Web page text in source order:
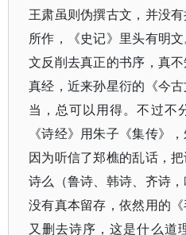
王肃虽则伪撰古文，并没
所作，《史记》里头有明
文反削去真正的书序，真
真经，近来孙星衍的《今
当，总可以用得。不过不
《诗经》用朱子《集传》
因为听信了郑樵的乱话，
诗么（鲁诗、韩诗、齐诗
没有真本留存，依然用的
又删去诗序，这是什么道